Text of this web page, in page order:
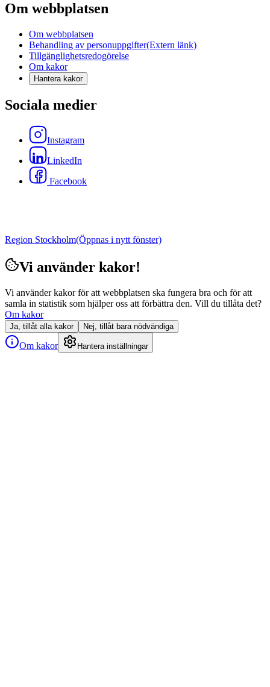
Om webbplatsen
Om webbplatsen
Behandling av personuppgifter(Extern länk)
Tillgänglighetsredogörelse
Om kakor
Hantera kakor
Sociala medier
Instagram
LinkedIn
Facebook
Region Stockholm(Öppnas i nytt fönster)
Vi använder kakor!
Vi använder kakor för att webbplatsen ska fungera bra och för att
samla in statistik som hjälper oss att förbättra den. Vill du tillåta det?
Om kakor
Ja, tillåt alla kakor Nej, tillåt bara nödvändiga
Om kakor Hantera inställningar